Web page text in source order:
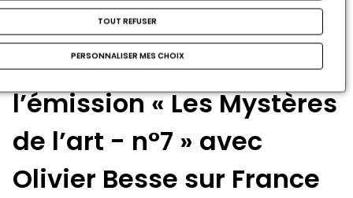
Détails étendards
précédente
1/6
Pour en savoir plus avec
l’émission « Les Mystères
de l’art - n°7 » avec
Olivier Besse sur France
TOUT REFUSER
PERSONNALISER MES CHOIX